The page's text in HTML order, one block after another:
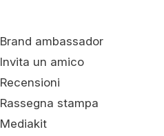
Brand ambassador
Invita un amico
Recensioni
Rassegna stampa
Mediakit